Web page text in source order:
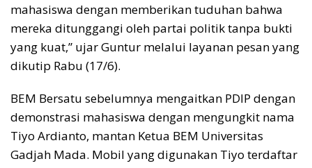
mahasiswa dengan memberikan tuduhan bahwa
mereka ditunggangi oleh partai politik tanpa bukti
yang kuat,” ujar Guntur melalui layanan pesan yang
dikutip Rabu (17/6).
BEM Bersatu sebelumnya mengaitkan PDIP dengan
demonstrasi mahasiswa dengan mengungkit nama
Tiyo Ardianto, mantan Ketua BEM Universitas
Gadjah Mada. Mobil yang digunakan Tiyo terdaftar